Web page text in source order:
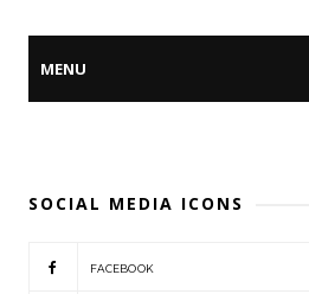
SOCIAL MEDIA ICONS
FACEBOOK